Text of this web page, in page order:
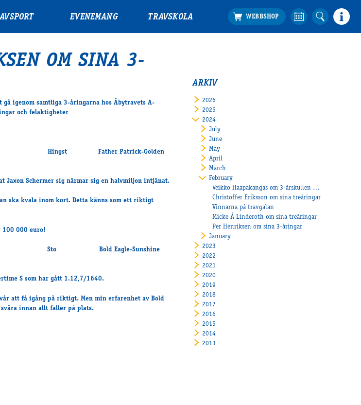
EVENEMANG TRAVSKOLA
OM SINA 3-
igenom samtliga 3-åringarna hos Åbytravets A-
och felaktigheter
Father Patrick-Golden
Jaxon Schermer sig närmar sig en halvmiljon intjänat.
ska kvala inom kort. Detta känns som ett riktigt
100 000 euro!
3 Sto Bold Eagle-Sunshine
S som har gått 1.12,7/1640.
att få igång på riktigt. Men min erfarenhet av Bold
innan allt faller på plats.
ARKIV
2026
2025
2024
July
June
May
April
March
February
Veikko Haapakangas om 3-årskullen hos Stall Denco
Christoffer Eriksson om sina treåringar
Vinnarna på travgalan
Micke Å Linderoth om sina treåringar
Per Henriksen om sina 3-åringar
January
2023
2022
2021
2020
2019
2018
2017
2016
2015
2014
2013